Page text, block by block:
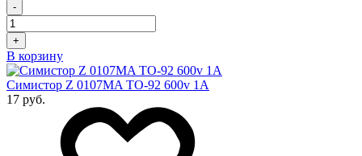
-
+
В корзину
Симистор Z 0107MA TO-92 600v 1A
17 руб.